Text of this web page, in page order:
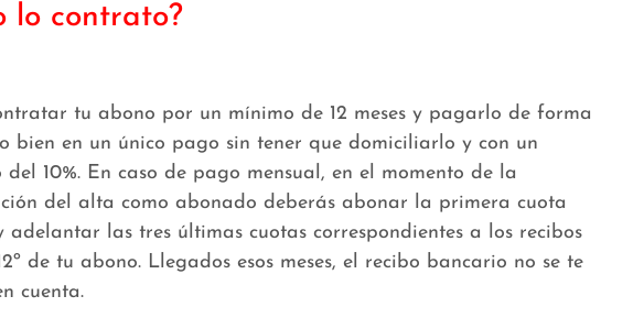
lo contrato?
tu abono por un mínimo de 12 meses y pagarlo de forma
bien en un único pago sin tener que domiciliarlo y con un
del 10%. En caso de pago mensual, en el momento de la
del alta como abonado deberás abonar la primera cuota
adelantar las tres últimas cuotas correspondientes a los recibos
12º de tu abono. Llegados esos meses, el recibo bancario no se te
cuenta.